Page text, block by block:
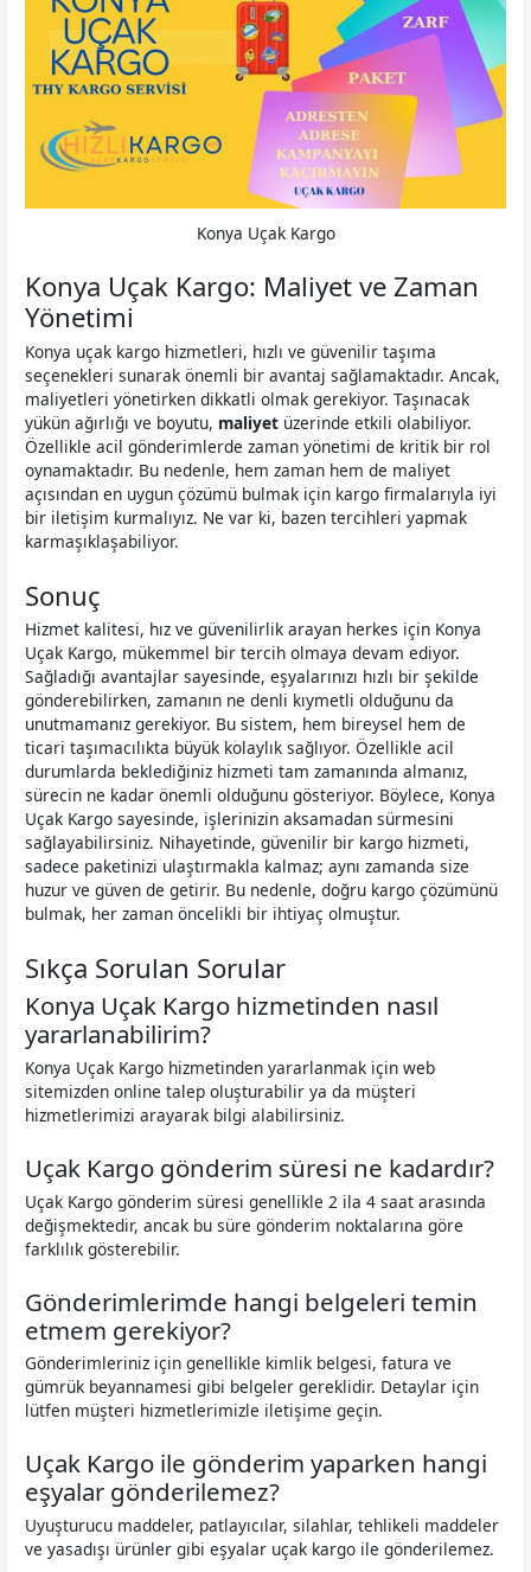
Konya Uçak Kargo
Konya Uçak Kargo: Maliyet ve Zaman
Yönetimi
Konya uçak kargo hizmetleri, hızlı ve güvenilir taşıma
seçenekleri sunarak önemli bir avantaj sağlamaktadır. Ancak,
maliyetleri yönetirken dikkatli olmak gerekiyor. Taşınacak
yükün ağırlığı ve boyutu, maliyet üzerinde etkili olabiliyor.
Özellikle acil gönderimlerde zaman yönetimi de kritik bir rol
oynamaktadır. Bu nedenle, hem zaman hem de maliyet
açısından en uygun çözümü bulmak için kargo firmalarıyla iyi
bir iletişim kurmalıyız. Ne var ki, bazen tercihleri yapmak
karmaşıklaşabiliyor.
Sonuç
Hizmet kalitesi, hız ve güvenilirlik arayan herkes için Konya
Uçak Kargo, mükemmel bir tercih olmaya devam ediyor.
Sağladığı avantajlar sayesinde, eşyalarınızı hızlı bir şekilde
gönderebilirken, zamanın ne denli kıymetli olduğunu da
unutmamanız gerekiyor. Bu sistem, hem bireysel hem de
ticari taşımacılıkta büyük kolaylık sağlıyor. Özellikle acil
durumlarda beklediğiniz hizmeti tam zamanında almanız,
sürecin ne kadar önemli olduğunu gösteriyor. Böylece, Konya
Uçak Kargo sayesinde, işlerinizin aksamadan sürmesini
sağlayabilirsiniz. Nihayetinde, güvenilir bir kargo hizmeti,
sadece paketinizi ulaştırmakla kalmaz; aynı zamanda size
huzur ve güven de getirir. Bu nedenle, doğru kargo çözümünü
bulmak, her zaman öncelikli bir ihtiyaç olmuştur.
Sıkça Sorulan Sorular
Konya Uçak Kargo hizmetinden nasıl
yararlanabilirim?
Konya Uçak Kargo hizmetinden yararlanmak için web
sitemizden online talep oluşturabilir ya da müşteri
hizmetlerimizi arayarak bilgi alabilirsiniz.
Uçak Kargo gönderim süresi ne kadardır?
Uçak Kargo gönderim süresi genellikle 2 ila 4 saat arasında
değişmektedir, ancak bu süre gönderim noktalarına göre
farklılık gösterebilir.
Gönderimlerimde hangi belgeleri temin
etmem gerekiyor?
Gönderimleriniz için genellikle kimlik belgesi, fatura ve
gümrük beyannamesi gibi belgeler gereklidir. Detaylar için
lütfen müşteri hizmetlerimizle iletişime geçin.
Uçak Kargo ile gönderim yaparken hangi
eşyalar gönderilemez?
Uyuşturucu maddeler, patlayıcılar, silahlar, tehlikeli maddeler
ve yasadışı ürünler gibi eşyalar uçak kargo ile gönderilemez.